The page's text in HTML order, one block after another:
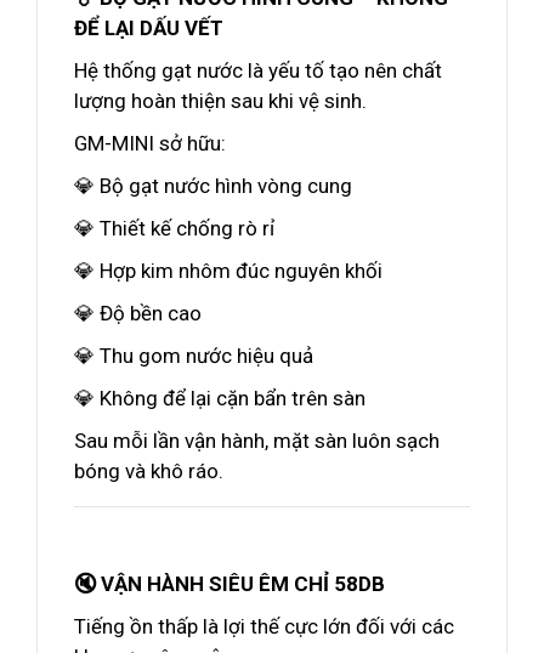
ĐỂ LẠI DẤU VẾT
Hệ thống gạt nước là yếu tố tạo nên chất
lượng hoàn thiện sau khi vệ sinh.
GM-MINI sở hữu:
💎 Bộ gạt nước hình vòng cung
💎 Thiết kế chống rò rỉ
💎 Hợp kim nhôm đúc nguyên khối
💎 Độ bền cao
💎 Thu gom nước hiệu quả
💎 Không để lại cặn bẩn trên sàn
Sau mỗi lần vận hành, mặt sàn luôn sạch
bóng và khô ráo.
🔇 VẬN HÀNH SIÊU ÊM CHỈ 58DB
Tiếng ồn thấp là lợi thế cực lớn đối với các